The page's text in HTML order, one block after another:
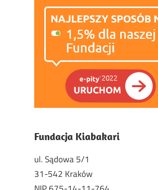
Fundacja Kiabakari
ul. Sądowa 5/1
31-542 Kraków